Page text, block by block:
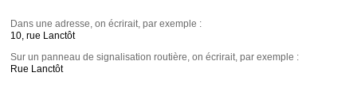
Dans une adresse, on écrirait, par exemple :
10, rue Lanctôt
Sur un panneau de signalisation routière, on écrirait, par exemple :
Rue Lanctôt